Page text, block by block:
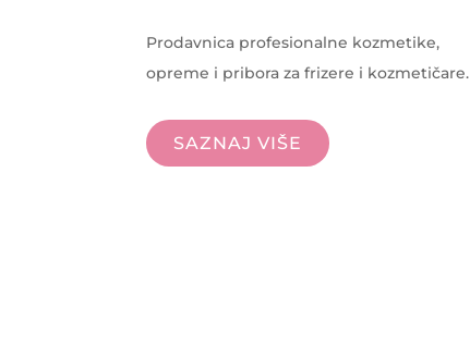
Prodavnica profesionalne kozmetike,
opreme i pribora za frizere i kozmetičare.
SAZNAJ VIŠE